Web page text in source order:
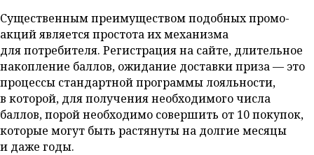
Существенным преимуществом подобных промо-
акций является простота их механизма
для потребителя. Регистрация на сайте, длительное
накопление баллов, ожидание доставки приза — это
процессы стандартной программы лояльности,
в которой, для получения необходимого числа
баллов, порой необходимо совершить от 10 покупок,
которые могут быть растянуты на долгие месяцы
и даже годы.